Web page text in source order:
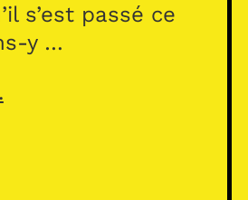
s’est passé ce
y …